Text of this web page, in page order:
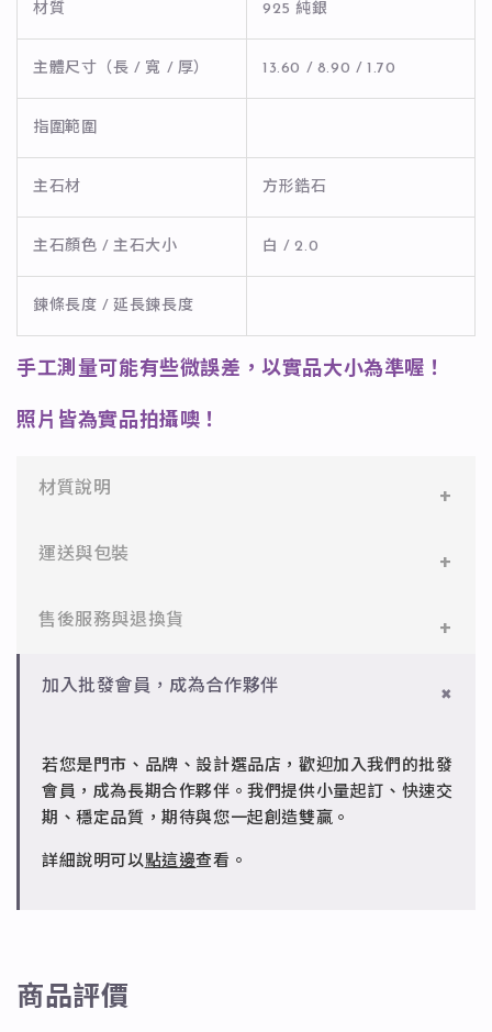
材質 925 純銀
主體尺寸（長 / 寬 / 厚） 13.60 / 8.90 / 1.70
指圍範圍
主石材 方形鋯石
主石顏色 / 主石大小 白 / 2.0
鍊條長度 / 延長鍊長度
手工測量可能有些微誤差，以實品大小為準喔！
照片皆為實品拍攝噢！
材質說明
✻ 316L不鏽鋼
✻ 925純銀
設計。
運送與包裝
一般會員：一件即享免運與精美包裝，超商取貨或宅配
批發會員：達門檻享免運優惠，出貨時間約為2個工作
售後服務與退換貨
✻ 一般會員
✻ 批發會員
請聯繫 LINE 客服 @jfq1926j 協助處理。
加入批發會員，成為合作夥伴
若您是門市、品牌、設計選品店，歡迎加入我們的批發
會員，成為長期合作夥伴。我們提供小量起訂、快速交
期、穩定品質，期待與您一起創造雙贏。
詳細說明可以點這邊查看。
商品評價